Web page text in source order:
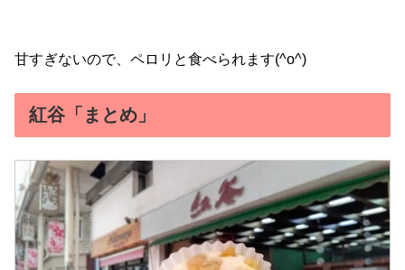
甘すぎないので、ペロリと食べられます(^o^)
紅谷「まとめ」